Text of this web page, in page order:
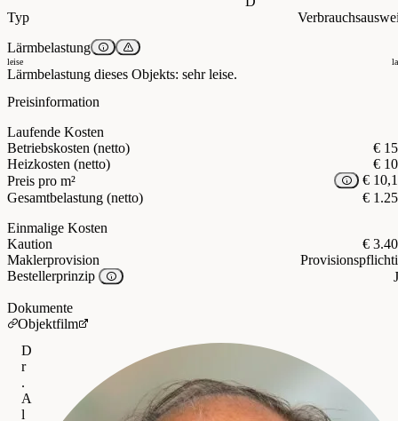
Typ
Lärmbelastung
leise
Lärmbelastung dieses Objekts: sehr leise.
Preisinformation
Laufende Kosten
Betriebskosten (netto)
€
Heizkosten (netto)
€
Preis pro m²
€
Gesamtbelastung (netto)
€
Einmalige Kosten
Kaution
€
Maklerprovision
Bestellerprinzip
Dokumente
Objektfilm
D
r
.
A
l